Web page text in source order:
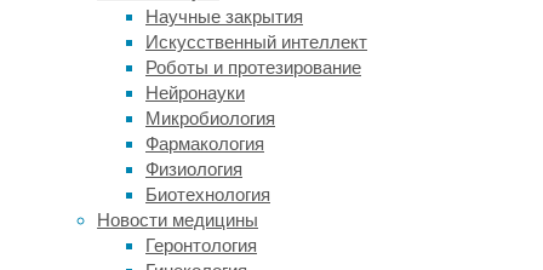
Научные закрытия
Искусственный интеллект
Роботы и протезирование
Нейронауки
Микробиология
Фармакология
Физиология
Биотехнология
Новости медицины
Геронтология
последние
общие
предки
жили
около
полумиллиона
лет
назад.
С
того